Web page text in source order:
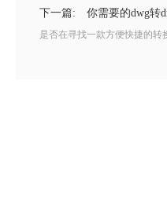
下一篇: 你需要的dwg转
是否在寻找一款方便快捷的